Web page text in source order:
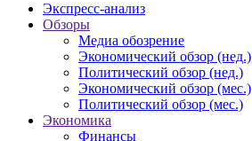
Экспресс-анализ
Обзоры
Медиа обозрение
Экономический обзор (нед.)
Политический обзор (нед.)
Экономический обзор (мес.)
Политический обзор (мес.)
Экономика
Финансы